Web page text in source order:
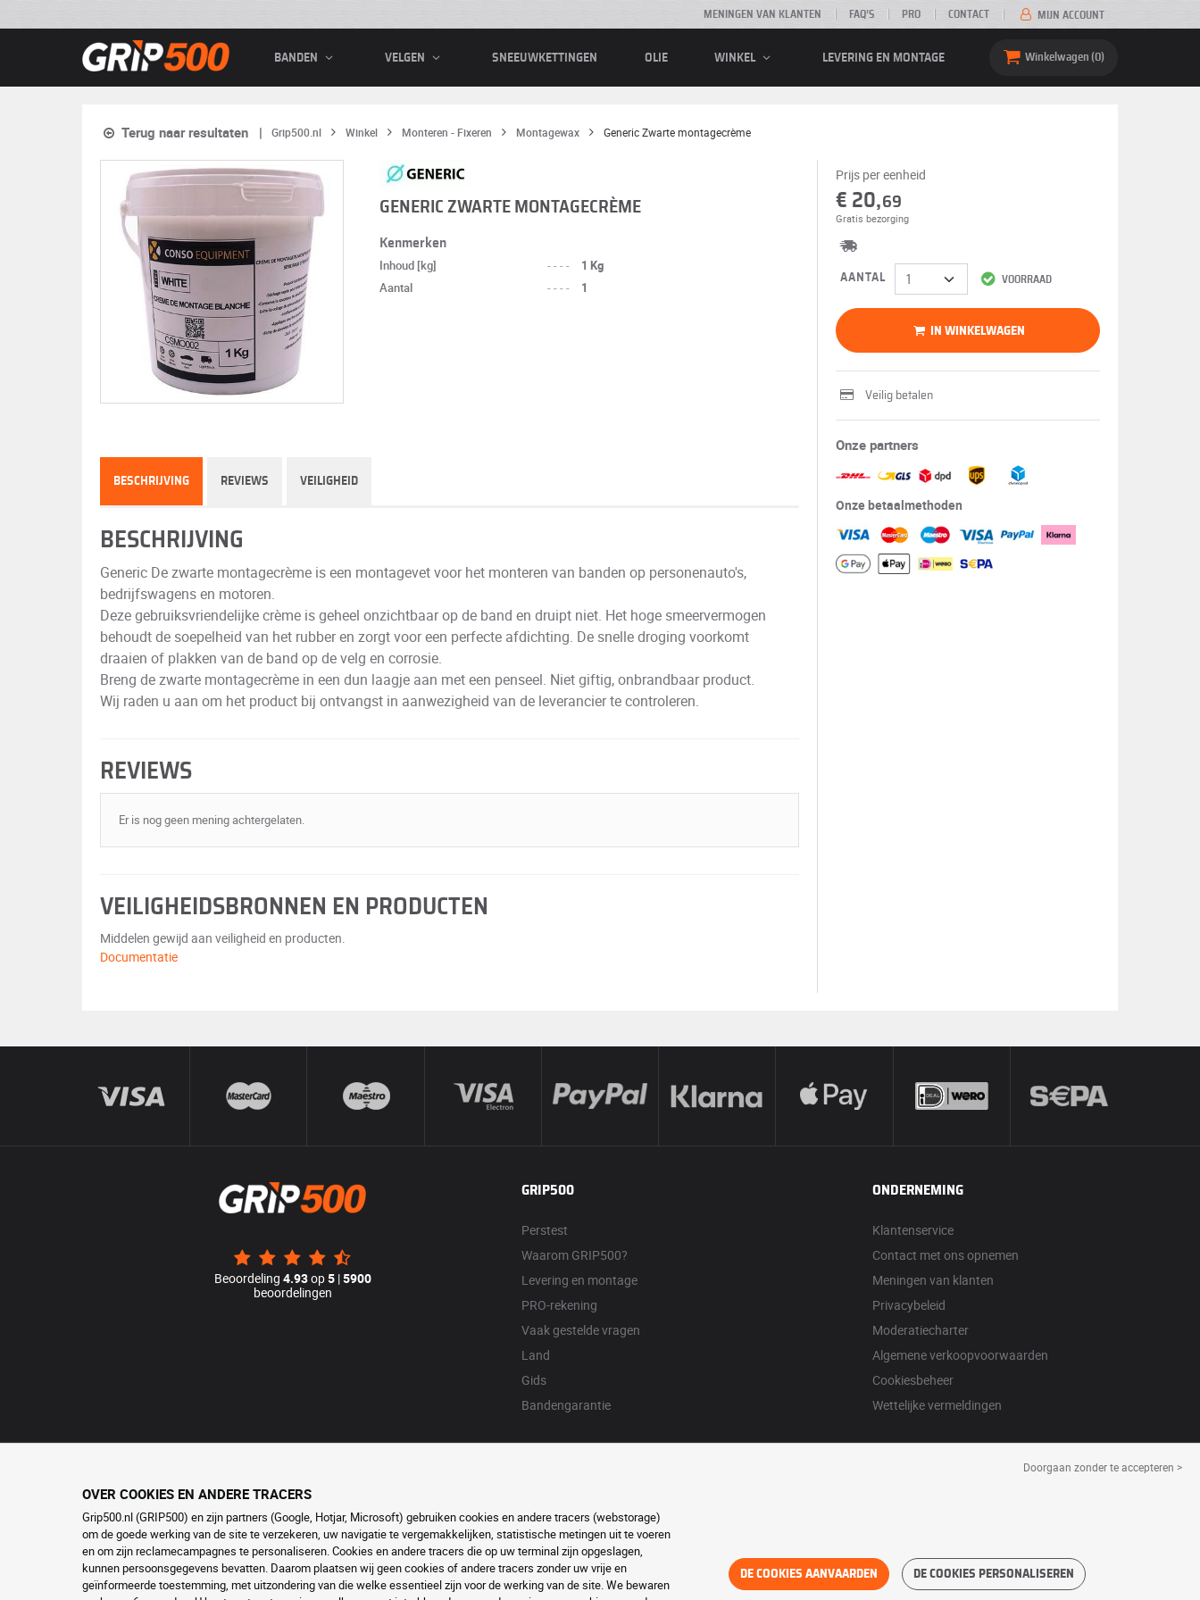
MENINGEN VAN KLANTEN FAQ’S PRO CONTACT MIJN ACCOUNT
BANDEN VELGEN SNEEUWKETTINGEN OLIE WINKEL LEVERING EN MONTAGE Winkelwagen 0
Terug naar resultaten Grip500.nl Winkel Monteren - Fixeren Montagewax Generic Zwarte montagecrème
GENERIC ZWARTE MONTAGECRÈME
Kenmerken
Inhoud [kg] ----
1 Kg
Aantal
---- 1
Prijs per eenheid
€ 20,69
Gratis bezorging
VOORRAAD
AANTAL
IN WINKELWAGEN
Veilig betalen
Onze partners
Onze betaalmethoden
BESCHRIJVING REVIEWS VEILIGHEID
BESCHRIJVING
Generic De zwarte montagecrème is een montagevet voor het monteren van banden op personenauto's,
bedrijfswagens en motoren.
Deze gebruiksvriendelijke crème is geheel onzichtbaar op de band en druipt niet. Het hoge smeervermogen
behoudt de soepelheid van het rubber en zorgt voor een perfecte afdichting. De snelle droging voorkomt
draaien of plakken van de band op de velg en corrosie.
Breng de zwarte montagecrème in een dun laagje aan met een penseel. Niet giftig, onbrandbaar product.
Wij raden u aan om het product bij ontvangst in aanwezigheid van de leverancier te controleren.
REVIEWS
Er is nog geen mening achtergelaten.
VEILIGHEIDSBRONNEN EN PRODUCTEN
Middelen gewijd aan veiligheid en producten.
Documentatie
Beoordeling 4.93op5|5900
beoordelingen
GRIP500
Perstest
Waarom GRIP500?
Levering en montage
PRO-rekening
Vaak gestelde vragen
Land
Gids
Bandengarantie
ONDERNEMING
Klantenservice
Contact met ons opnemen
Meningen van klanten
Privacybeleid
Moderatiecharter
Algemene verkoopvoorwaarden
Cookiesbeheer
Wettelijke vermeldingen
Doorgaan zonder te accepteren >
OVER COOKIES EN ANDERE TRACERS
Grip500.nl (GRIP500) en zijn partners (Google, Hotjar, Microsoft) gebruiken cookies en andere tracers (webstorage)
om de goede werking van de site te verzekeren, uw navigatie te vergemakkelijken, statistische metingen uit te voeren
en om zijn reclamecampagnes te personaliseren. Cookies en andere tracers die op uw terminal zijn opgeslagen,
kunnen persoonsgegevens bevatten. Daarom plaatsen wij geen cookies of andere tracers zonder uw vrije en
geïnformeerde toestemming, met uitzondering van die welke essentieel zijn voor de werking van de site. We bewaren
DE COOKIES AANVAARDEN DE COOKIES PERSONALISEREN